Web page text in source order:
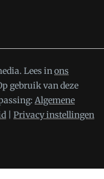
Lees inons
gebruik van deze
Algemene
Privacy instellingen